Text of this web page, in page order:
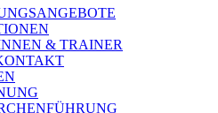
& TRAINER